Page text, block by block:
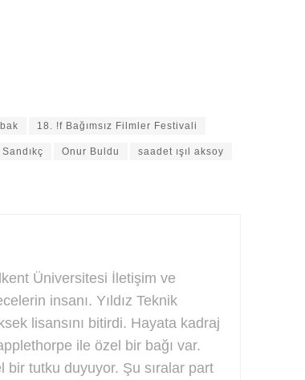
18. !f Bağımsız Filmler Festivali
Onur Buldu saadet ışıl aksoy
Üniversitesi İletişim ve
insanı. Yıldız Teknik
lisansını bitirdi. Hayata kadraj
ile özel bir bağı var.
bir tutku duyuyor. Şu sıralar part